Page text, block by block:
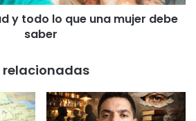
y todo lo que una mujer debe
saber
relacionadas